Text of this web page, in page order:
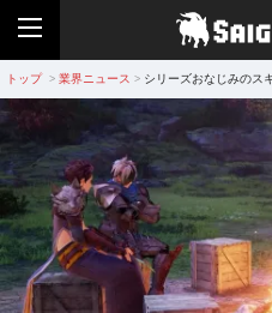
トップ > 業界ニュース > シリーズおなじみのス